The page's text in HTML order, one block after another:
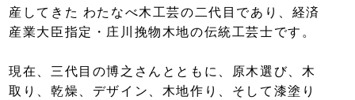
産してきた わたなべ木工芸の二代目であり、経済
産業大臣指定・庄川挽物木地の伝統工芸士です。
現在、三代目の博之さんとともに、原木選び、木
取り、乾燥、デザイン、木地作り、そして漆塗り